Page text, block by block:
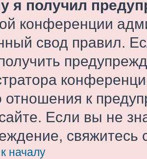
я получил
конференции
свод правил.
отношения к
Если вы не
началу